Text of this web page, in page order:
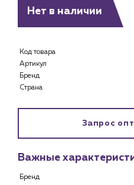
Монтажным бригадам
Предприятиям и юр.лицам
История компании
Нет в наличии
Код товара
Артикул
Бренд
Страна
Запрос
Важные
Бренд